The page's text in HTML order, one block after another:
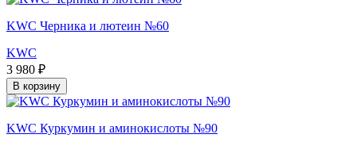
KWC Черника и лютеин №60
KWC
3 980 ₽
В корзину
KWC Куркумин и аминокислоты №90